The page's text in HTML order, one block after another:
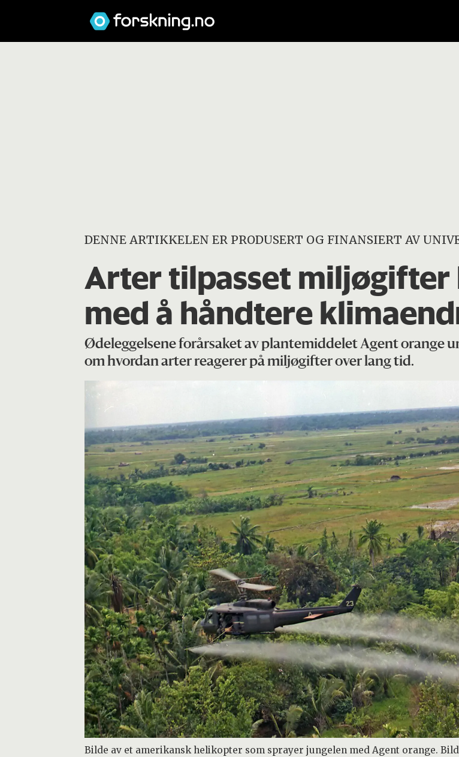
DENNE ARTIKKELEN ER PRODUSERT OG FINANSIERT AV
Arter tilpasset miljøgifter
med å håndtere
Ødeleggelsene forårsaket av plantemiddelet Agent orange
om hvordan arter reagerer på miljøgifter over lang tid.
Bilde av et amerikansk helikopter som sprayer jungelen med Agent orange.